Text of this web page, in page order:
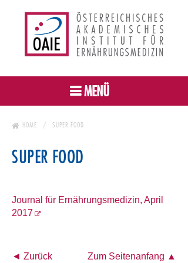
MENÜ
HOME SUPER FOOD
SUPER FOOD
Journal für Ernährungsmedizin, April
2017
◄ Zurück Zum Seitenanfang ▲